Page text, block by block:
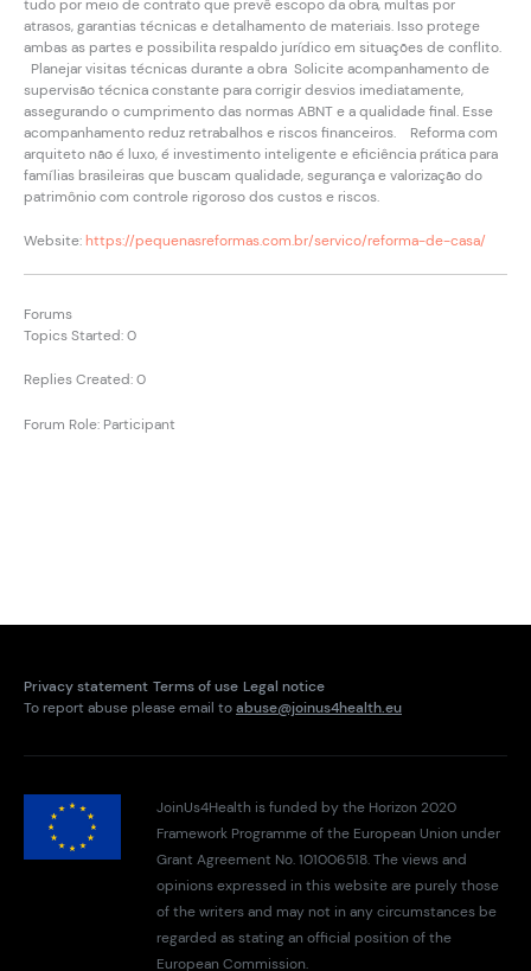
tudo por meio de contrato que prevê escopo da obra, multas por
atrasos, garantias técnicas e detalhamento de materiais. Isso protege
ambas as partes e possibilita respaldo jurídico em situações de conflito.
Planejar visitas técnicas durante a obra Solicite acompanhamento de
supervisão técnica constante para corrigir desvios imediatamente,
assegurando o cumprimento das normas ABNT e a qualidade final. Esse
acompanhamento reduz retrabalhos e riscos financeiros. Reforma com
arquiteto não é luxo, é investimento inteligente e eficiência prática para
famílias brasileiras que buscam qualidade, segurança e valorização do
patrimônio com controle rigoroso dos custos e riscos.
Website:https://pequenasreformas.com.br/servico/reforma-de-casa/
Forums
Topics Started: 0
Replies Created: 0
Forum Role: Participant
Privacy statement Terms of use Legal notice
To report abuse please email toabuse@joinus4health.eu
JoinUs4Health is funded by the Horizon 2020
Framework Programme of the European Union under
Grant Agreement No. 101006518. The views and
opinions expressed in this website are purely those
of the writers and may not in any circumstances be
regarded as stating an official position of the
European Commission.